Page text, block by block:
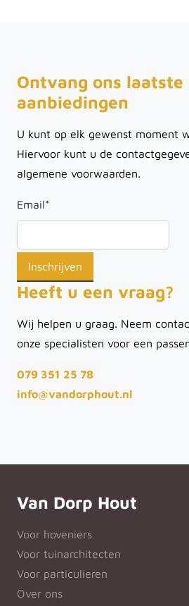
Ontvang ons laatste
aanbiedingen
U kunt op elk gewenst moment
Hiervoor kunt u de
algemene voorwaarden.
Email*
Heeft u een vraag?
Wij helpen u graag. Neem
onze specialisten voor een
079 351 25 78
info@vandorphout.nl
Van Dorp Hout
Voor hoveniers
Voor tuinarchitecten
Voor particulieren
Over ons